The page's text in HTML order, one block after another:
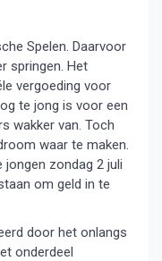
Spelen. Daarvoor
springen. Het
vergoeding voor
te jong is voor een
wakker van. Toch
waar te maken.
jongen zondag 2 juli
om geld in te
door het onlangs
onderdeel